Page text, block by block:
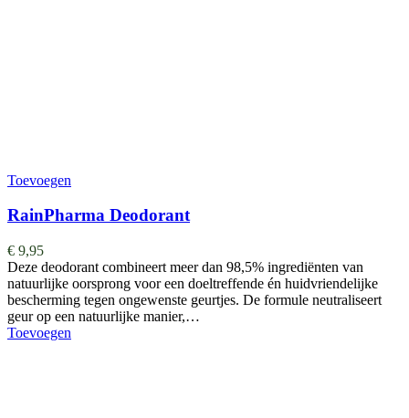
Toevoegen
RainPharma Deodorant
€ 9,95
Deze deodorant combineert meer dan 98,5% ingrediënten van
natuurlijke oorsprong voor een doeltreffende én huidvriendelijke
bescherming tegen ongewenste geurtjes. De formule neutraliseert
geur op een natuurlijke manier,…
Toevoegen